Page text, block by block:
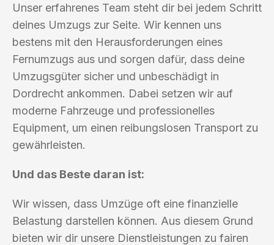
Unser erfahrenes Team steht dir bei jedem Schritt
deines Umzugs zur Seite. Wir kennen uns
bestens mit den Herausforderungen eines
Fernumzugs aus und sorgen dafür, dass deine
Umzugsgüter sicher und unbeschädigt in
Dordrecht ankommen. Dabei setzen wir auf
moderne Fahrzeuge und professionelles
Equipment, um einen reibungslosen Transport zu
gewährleisten.
Und das Beste daran ist:
Wir wissen, dass Umzüge oft eine finanzielle
Belastung darstellen können. Aus diesem Grund
bieten wir dir unsere Dienstleistungen zu fairen